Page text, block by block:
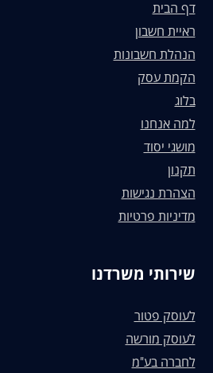
דף הבית
ראיית חשבון
הנהלת חשבונות
הקמת עסק
בלוג
למה אנחנו
מושגי יסוד
תקנון
הצהרת נגישות
מדיניות פרטיות
שירותי משרדנו
לעוסק פטור
לעוסק מורשה
לחברה בע"מ